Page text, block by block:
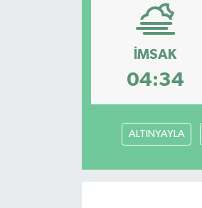
İMSAK
04:34
ALTINYAYLA